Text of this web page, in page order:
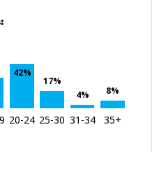
42%
17%
4%
8%
20-24 25-30 31-34 35+